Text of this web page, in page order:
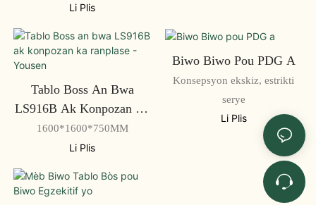
Li Plis
Tablo Boss An Bwa
LS916B Ak Konpozan Ka
Ranplase - Yousen
1600*1600*750MM
Li Plis
Biwo Biwo Pou PDG A
Konsepsyon ekskiz, estrikti
serye
Li Plis